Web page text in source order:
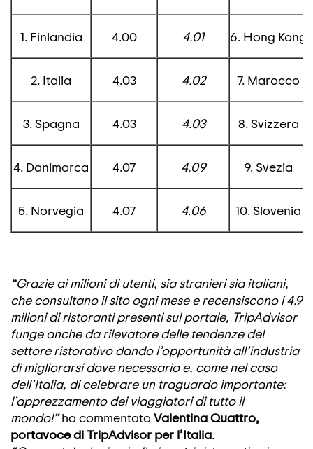
1. Finlandia 4.00 4.01 6. Hong Kong
2. Italia 4.03 4.02 7. Marocco
3. Spagna 4.03 4.03 8. Svizzera
4. Danimarca 4.07 4.09 9. Svezia
5. Norvegia 4.07 4.06 10. Slovenia
“Grazie ai milioni di utenti, sia stranieri sia italiani,
che consultano il sito ogni mese e recensiscono i 4.9
milioni di ristoranti presenti sul portale, TripAdvisor
funge anche da rilevatore delle tendenze del
settore ristorativo dando l’opportunità all’industria
di migliorarsi dove necessario e, come nel caso
dell’Italia, di celebrare un traguardo importante:
l’apprezzamento dei viaggiatori di tutto il
mondo!”ha commentatoValentina Quattro,
portavoce di TripAdvisor per l’Italia.